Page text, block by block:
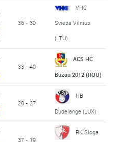
36 - 30
VHC
Sviesa Vilnius
(LTU)
33 - 40
ACS HC
Buzau 2012 (ROU)
29 - 27
HB
Dudelange (LUX)
37 - 19
RK Sloga